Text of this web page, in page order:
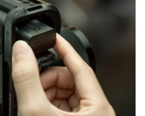
съемкой без снятия
выполнена из
T6с анодированным
что обеспечивает
к коррозии. L-
доступ ко всем портам и
включая батарейный
и разъемы. Вес